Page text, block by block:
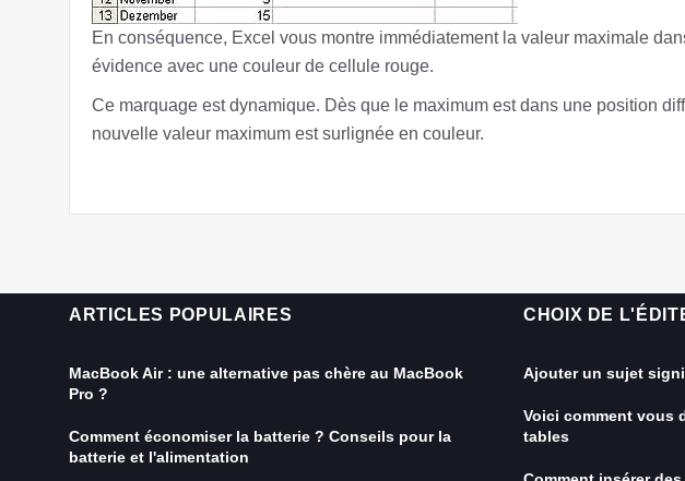
En conséquence, Excel vous montre immédiatement la valeur maximale
évidence avec une couleur de cellule rouge.
Ce marquage est dynamique. Dès que le maximum est dans une position
nouvelle valeur maximum est surlignée en couleur.
ARTICLES POPULAIRES
MacBook Air : une alternative pas chère au MacBook
Pro ?
Comment économiser la batterie ? Conseils pour la
batterie et l'alimentation
CHOIX DE
Ajouter un sujet
Voici comment vous
tables